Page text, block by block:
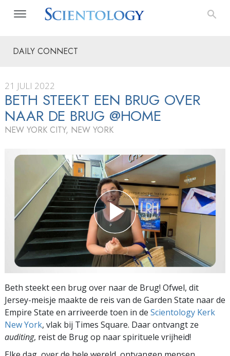
DAILY CONNECT
21 JULI 2022
BETH STEEKT EEN BRUG OVER
NAAR DE BRUG @HOME
NEW YORK CITY, NEW YORK
Beth steekt een brug over naar de Brug! Ofwel, dit
Jersey-meisje maakte de reis van de Garden State naar de
Empire State en arriveerde toen in de Scientology Kerk
New York, vlak bij Times Square. Daar ontvangt ze
auditing, reist de Brug op naar spirituele vrijheid!